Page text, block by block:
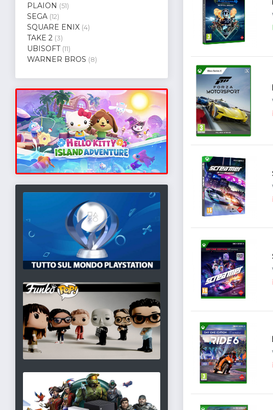
PLAION (51)
SEGA (12)
SQUARE ENIX (4)
TAKE 2 (3)
UBISOFT (11)
WARNER BROS (8)